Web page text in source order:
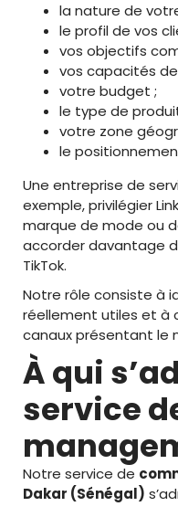
la nature de
le profil de vos
vos objectifs
vos capacités
votre budget ;
le type de
votre zone
le
Une entreprise de
exemple, privilégier
marque de mode ou
accorder davantage
TikTok.
Notre rôle consiste à
réellement utiles et à
canaux présentant le
À qui
service
Notre service de
Dakar (Sénégal)